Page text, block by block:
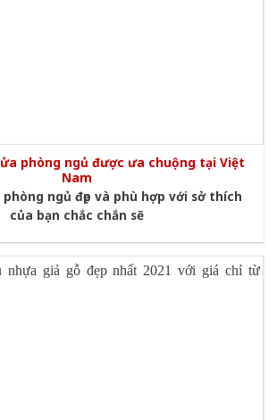
phòng ngủ được ưa chuộng tại Việt
Nam
ngủ đẹp và phù hợp với sở thích
của bạn chắc chắn sẽ